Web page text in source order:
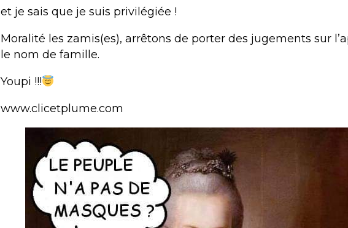
et je sais que je suis privilégiée !
Moralité les zamis(es), arrêtons de porter des jugements sur
le nom de famille.
Youpi !!!
www.clicetplume.com